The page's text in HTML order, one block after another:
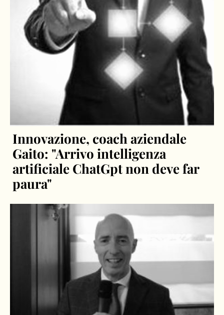
Innovazione, coach aziendale
Gaito: "Arrivo intelligenza
artificiale ChatGpt non deve far
paura"